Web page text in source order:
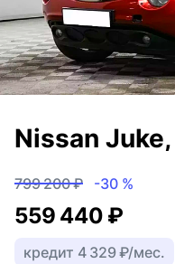
Nissan
799 200 ₽ -30 %
559 440 ₽
кредит 4 329 ₽/мес.